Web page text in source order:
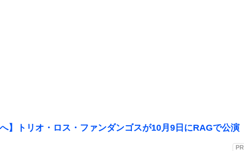
】トリオ・ロス・ファンダンゴスが10月9日にRAGで公演
PR